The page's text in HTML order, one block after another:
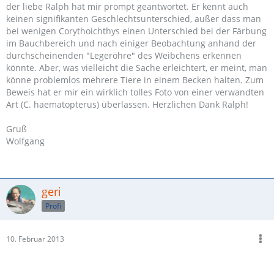
der liebe Ralph hat mir prompt geantwortet. Er kennt auch
keinen signifikanten Geschlechtsunterschied, außer dass man
bei wenigen Corythoichthys einen Unterschied bei der Färbung
im Bauchbereich und nach einiger Beobachtung anhand der
durchscheinenden "Legeröhre" des Weibchens erkennen
könnte. Aber, was vielleicht die Sache erleichtert, er meint, man
könne problemlos mehrere Tiere in einem Becken halten. Zum
Beweis hat er mir ein wirklich tolles Foto von einer verwandten
Art (C. haematopterus) überlassen. Herzlichen Dank Ralph!
Gruß
Wolfgang
geri
Profi
10. Februar 2013